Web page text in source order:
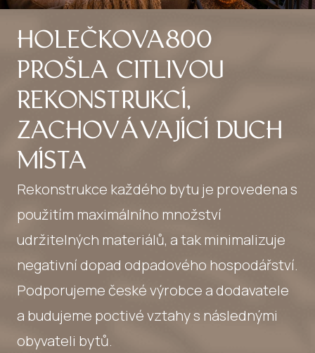
HOLEČKOVA800
PROŠLA CITLIVOU
REKONSTRUKCÍ,
ZACHOVÁVAJÍCÍ DUCH
MÍSTA
Rekonstrukce každého bytu je provedena s
použitím maximálního množství
udržitelných materiálů, a tak minimalizuje
negativní dopad odpadového hospodářství.
Podporujeme české výrobce a dodavatele
a budujeme poctivé vztahy s následnými
obyvateli bytů.